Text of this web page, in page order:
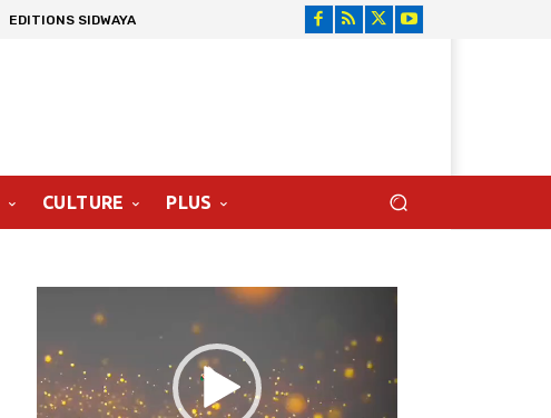
EDITIONS SIDWAYA
CULTURE PLUS